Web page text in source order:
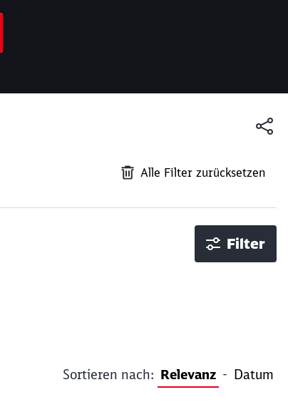
Alle Filter zurücksetzen
Filter
Sortieren nach: Relevanz - Datum